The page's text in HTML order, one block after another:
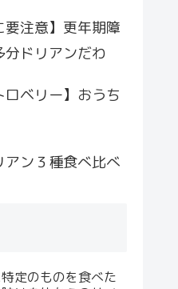
要注意】更年期障
ドリアンだわ
ロベリー】おうち
アン３種食べ比べ
定のものを食べた